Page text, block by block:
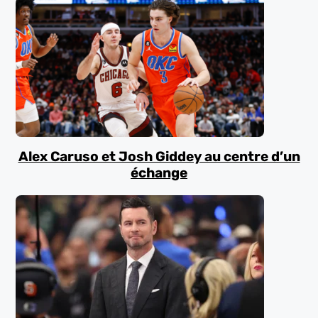
Alex Caruso et Josh Giddey au centre d’un
échange